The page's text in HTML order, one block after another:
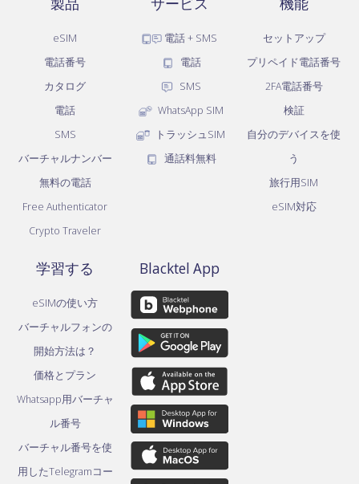
eSIM
電話番号
カタログ
電話
SMS
バーチャルナンバー
無料の電話
Free Authenticator
Crypto Traveler
電話 + SMS
電話
SMS
WhatsApp SIM
トラッシュSIM
通話料無料
セットアップ
プリペイド電話番号
2FA電話番号
検証
自分のデバイスを使
う
旅行用SIM
eSIM対応
学習する
eSIMの使い方
バーチャルフォンの
開始方法は？
価格とプラン
Whatsapp用バーチャ
ル番号
バーチャル番号を使
用したTelegramコー
Blacktel App